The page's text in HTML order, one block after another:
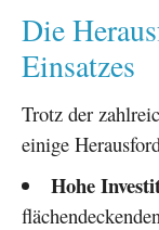
Die
Einsatzes
Trotz der
einige
Hohe